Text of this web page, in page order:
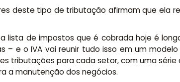
deste tipo de tributação afirmam que ela
lista de impostos que é cobrada hoje é
– e o IVA vai reunir tudo isso em um
tributações para cada setor, com uma
a manutenção dos negócios.